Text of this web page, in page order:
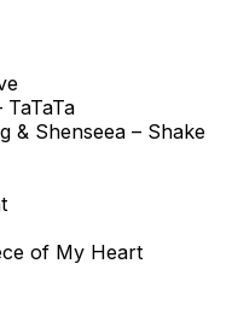
TaTaTa
& Shenseea – Shake
of My Heart